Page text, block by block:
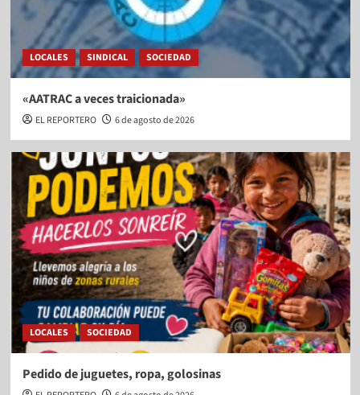
LOCALES SINDICAL SOCIEDAD
«AATRAC a veces traicionada»
EL REPORTERO 6 de agosto de 2026
LOCALES SOCIEDAD
Pedido de juguetes, ropa, golosinas